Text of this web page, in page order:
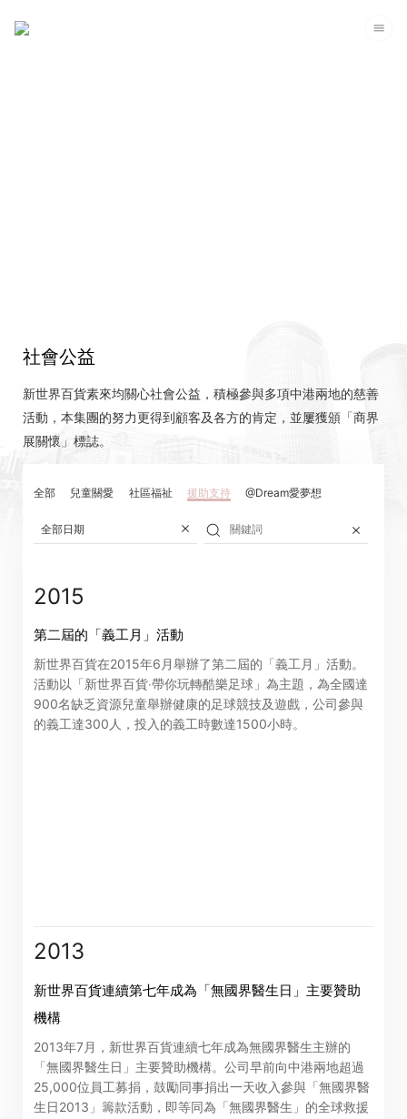
社會公益
新世界百貨素來均關心社會公益，積極參與多項中港兩地的慈善
活動，本集團的努力更得到顧客及各方的肯定，並屢獲頒「商界
展關懷」標誌。
全部 兒童關愛 社區福祉 援助支持 @Dream愛夢想
全部日期
2015
第二屆的「義工月」活動
新世界百貨在2015年6月舉辦了第二屆的「義工月」活動。
活動以「新世界百貨‧帶你玩轉酷樂足球」為主題，為全國達
900名缺乏資源兒童舉辦健康的足球競技及遊戲，公司參與
的義工達300人，投入的義工時數達1500小時。
2013
新世界百貨連續第七年成為「無國界醫生日」主要贊助
機構
2013年7月，新世界百貨連續七年成為無國界醫生主辦的
「無國界醫生日」主要贊助機構。公司早前向中港兩地超過
25,000位員工募捐，鼓勵同事捐出一天收入參與「無國界醫
生日2013」籌款活動，即等同為「無國界醫生」的全球救援